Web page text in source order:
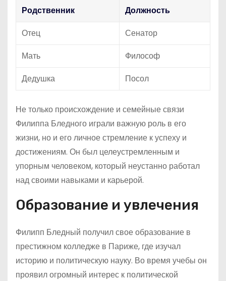
Родственник
Должность
Отец
Сенатор
Мать
Философ
Дедушка
Посол
Не только происхождение и семейные связи
Филиппа Бледного играли важную роль в его
жизни, но и его личное стремление к успеху и
достижениям. Он был целеустремленным и
упорным человеком, который неустанно работал
над своими навыками и карьерой.
Образование и увлечения
Филипп Бледный получил свое образование в
престижном колледже в Париже, где изучал
историю и политическую науку. Во время учебы он
проявил огромный интерес к политической